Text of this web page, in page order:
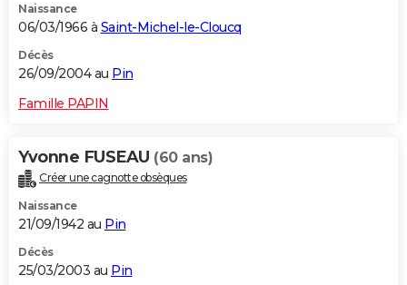
Naissance
06/03/1966 à Saint-Michel-le-Cloucq
Décès
26/09/2004 au Pin
Famille PAPIN
Yvonne FUSEAU (60 ans)
Créer une cagnotte obsèques
Naissance
21/09/1942 au Pin
Décès
25/03/2003 au Pin